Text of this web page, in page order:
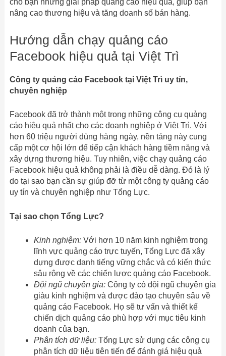
cho bạn những giải pháp quảng cáo hiệu quả, giúp bạn
nâng cao thương hiệu và tăng doanh số bán hàng.
Hướng dẫn chạy quảng cáo
Facebook hiệu quả tại Việt Trì
Công ty quảng cáo Facebook tại Việt Trì uy tín,
chuyên nghiệp
Facebook đã trở thành một trong những công cụ quảng
cáo hiệu quả nhất cho các doanh nghiệp ở Việt Trì. Với
hơn 60 triệu người dùng hàng ngày, nền tảng này cung
cấp một cơ hội lớn để tiếp cận khách hàng tiềm năng và
xây dựng thương hiệu. Tuy nhiên, việc chạy quảng cáo
Facebook hiệu quả không phải là điều dễ dàng. Đó là lý
do tại sao bạn cần sự giúp đỡ từ một công ty quảng cáo
uy tín và chuyên nghiệp như Tổng Lực.
Tại sao chọn Tổng Lực?
Kinh nghiệm:Với hơn 10 năm kinh nghiệm trong
lĩnh vực quảng cáo trực tuyến, Tổng Lực đã xây
dựng được danh tiếng vững chắc và có kiến thức
sâu rộng về các chiến lược quảng cáo Facebook.
Đội ngũ chuyên gia:Công ty có đội ngũ chuyên gia
giàu kinh nghiệm và được đào tạo chuyên sâu về
quảng cáo Facebook. Họ sẽ tư vấn và thiết kế
chiến dịch quảng cáo phù hợp với mục tiêu kinh
doanh của bạn.
Phân tích dữ liệu:Tổng Lực sử dụng các công cụ
phân tích dữ liệu tiên tiến để đánh giá hiệu quả